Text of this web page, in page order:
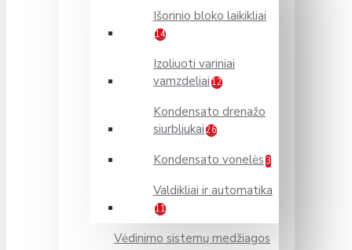
Išorinio bloko laikikliai
14
Izoliuoti variniai
vamzdeliai 12
Kondensato drenažo
siurbliukai 26
Kondensato vonelės 3
Valdikliai ir automatika
11
Vėdinimo sistemų medžiagos